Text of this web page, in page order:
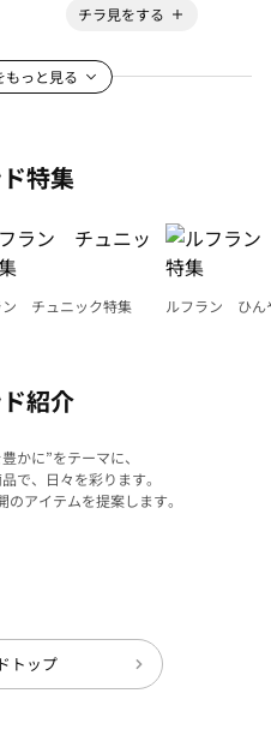
チラ見をする
もっと見る
特集
ン チュニック特集 ルフラン ひん
紹介
かに”をテーマに、
で、日々を彩ります。
アイテムを提案します。
トップ